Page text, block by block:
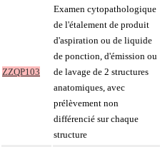
ZZQP103
Examen cytopathologique
de l'étalement de produit
d'aspiration ou de liquide
de ponction, d'émission ou
de lavage de 2 structures
anatomiques, avec
prélèvement non
différencié sur chaque
structure